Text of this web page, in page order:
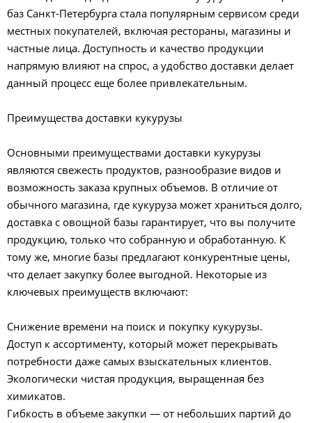
баз Санкт-Петербурга стала популярным сервисом среди
местных покупателей, включая рестораны, магазины и
частные лица. Доступность и качество продукции
напрямую влияют на спрос, а удобство доставки делает
данный процесс еще более привлекательным.
Преимущества доставки кукурузы
Основными преимуществами доставки кукурузы
являются свежесть продуктов, разнообразие видов и
возможность заказа крупных объемов. В отличие от
обычного магазина, где кукуруза может храниться долго,
доставка с овощной базы гарантирует, что вы получите
продукцию, только что собранную и обработанную. К
тому же, многие базы предлагают конкурентные цены,
что делает закупку более выгодной. Некоторые из
ключевых преимуществ включают:
Снижение времени на поиск и покупку кукурузы.
Доступ к ассортименту, который может перекрывать
потребности даже самых взыскательных клиентов.
Экологически чистая продукция, выращенная без
химикатов.
Гибкость в объеме закупки — от небольших партий до